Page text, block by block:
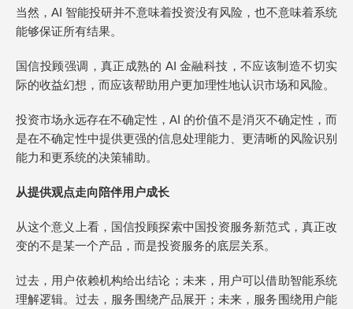
当然，AI 智能投研并不意味着投资没有风险，也不意味着系统
能够保证所有结果。
国信投顾强调，真正成熟的 AI 金融科技，不应该制造不切实
际的收益幻想，而应该帮助用户更加理性地认识市场和风险。
投资市场永远存在不确定性，AI 的价值不是消灭不确定性，而
是在不确定性中提供更强的信息处理能力、更清晰的风险识别
能力和更系统的决策辅助。
从提供观点走向陪伴用户成长
从这个意义上看，国信投顾探索中国投资服务新范式，真正改
变的不是某一个产品，而是投资服务的底层关系。
过去，用户依赖机构给出结论；未来，用户可以借助智能系统
理解逻辑。过去，服务围绕产品展开；未来，服务围绕用户能